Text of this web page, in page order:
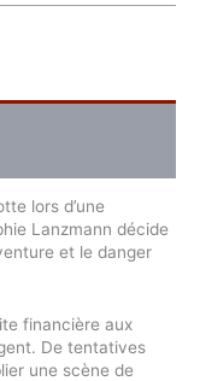
lors d’une
Lanzmann décide
et le danger
financière aux
De tentatives
une scène de